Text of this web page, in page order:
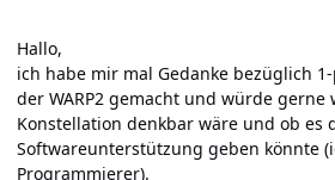
Hallo,
ich habe mir mal Gedanke bezüglich
der WARP2 gemacht und würde gerne
Konstellation denkbar wäre und ob es
Softwareunterstützung geben könnte
Programmierer).